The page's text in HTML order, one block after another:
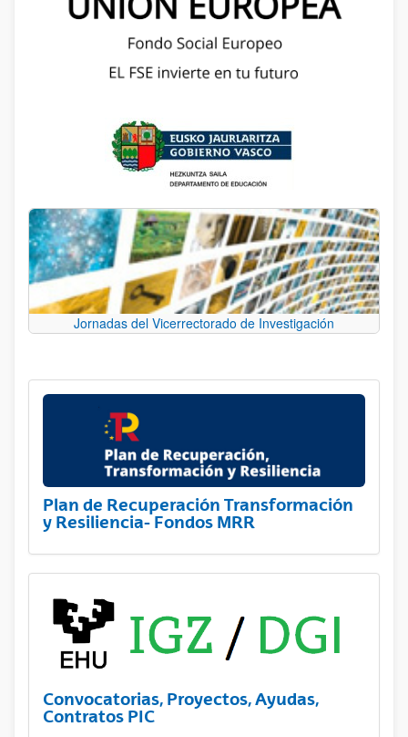
Jornadas del Vicerrectorado de Investigación
Plan de Recuperación Transformación
y Resiliencia- Fondos MRR
Convocatorias, Proyectos, Ayudas,
Contratos PIC